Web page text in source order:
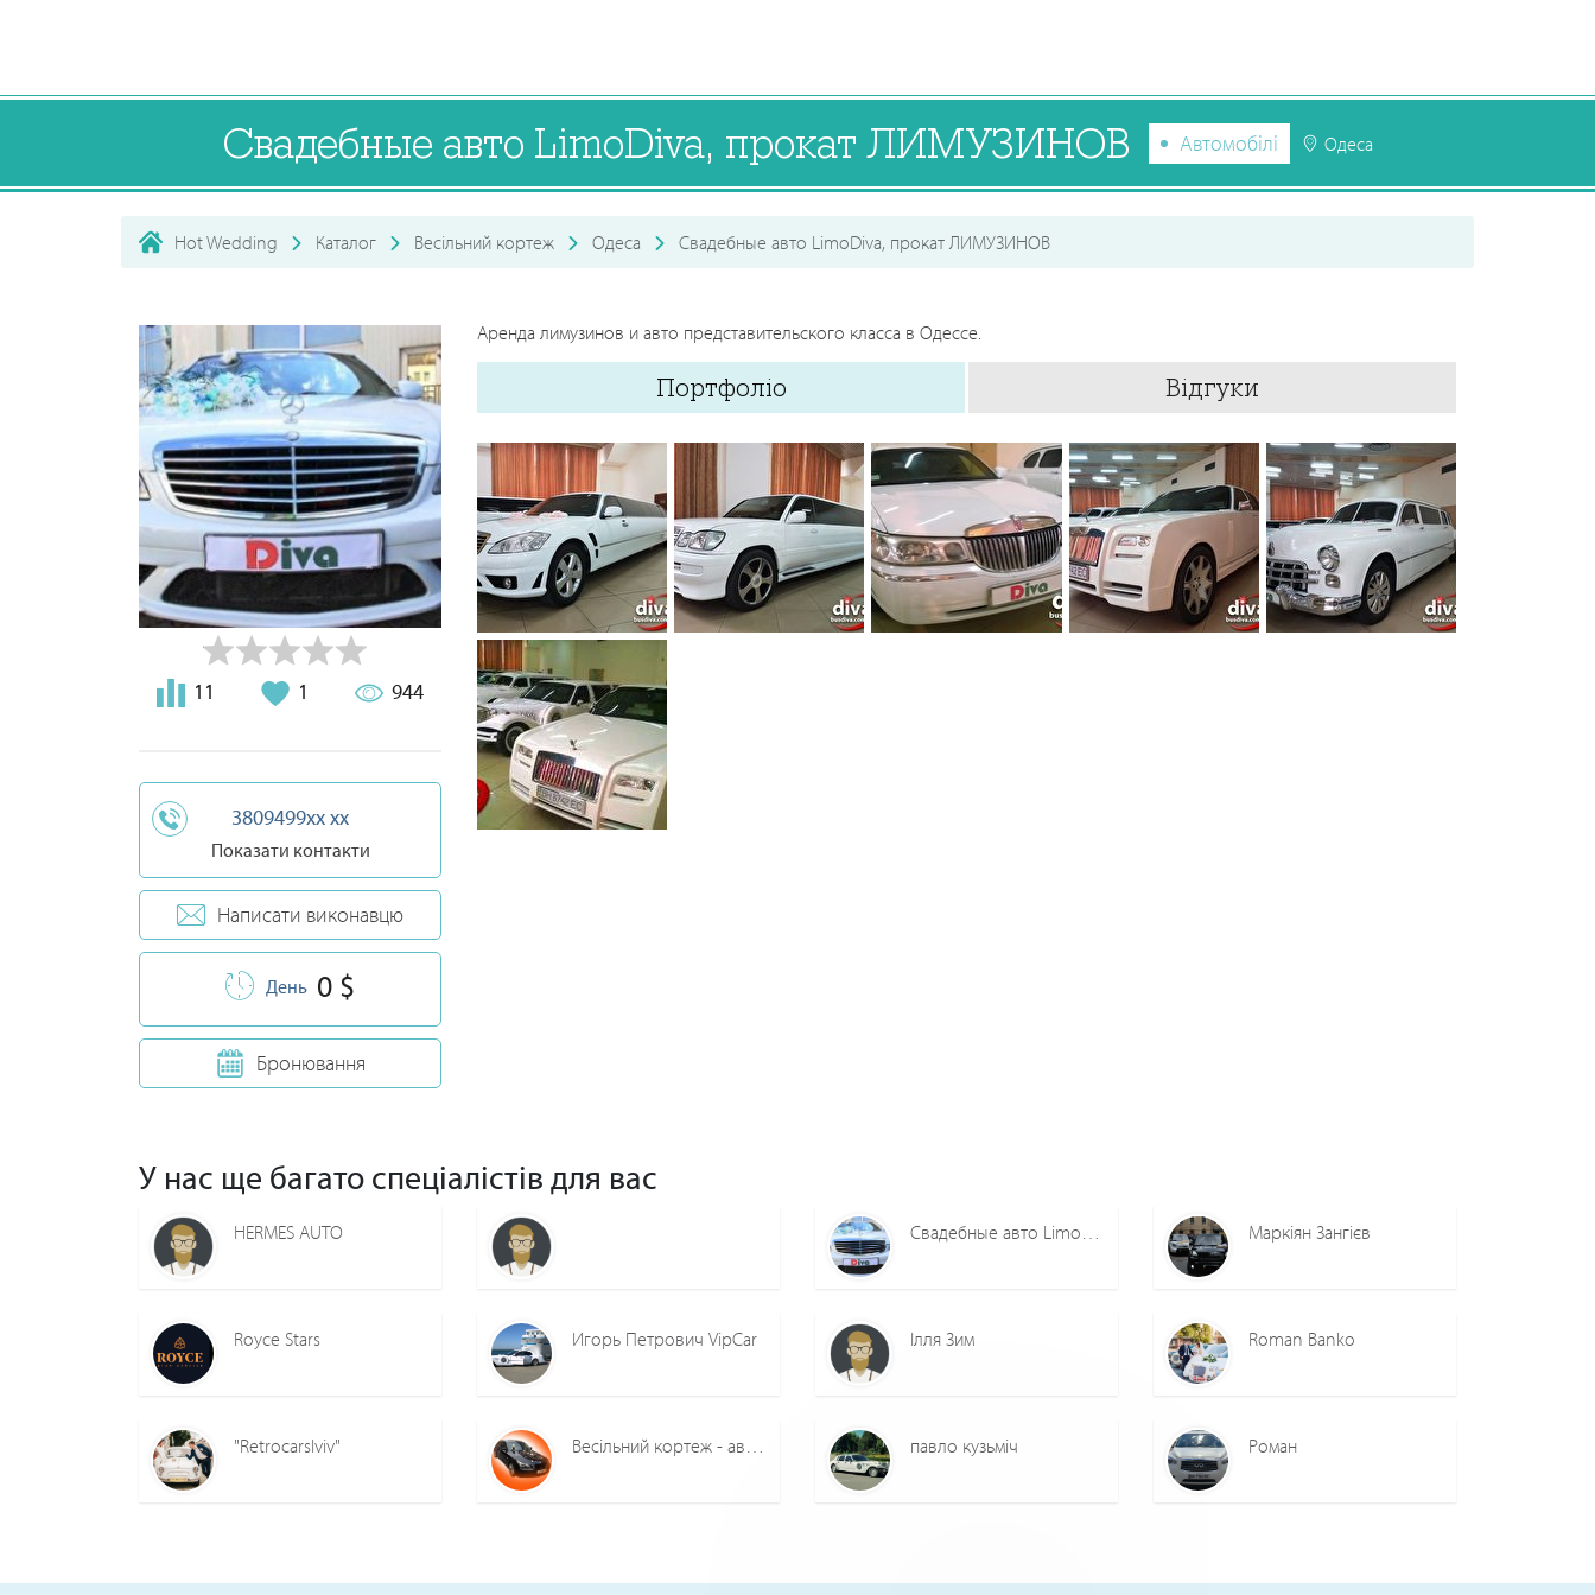
Свадебные авто LimoDiva, прокат ЛИМУЗИНОВ Автомобілі Одеса
Hot Wedding Каталог Весільний кортеж Одеса Свадебные авто LimoDiva, прокат ЛИМУЗИНОВ
11 1 944
3809499xx xx
Показати контакти
Написати виконавцю
День 0 $
Бронювання
Аренда лимузинов и авто представительского класса в Одессе.
Портфоліо Відгуки
У нас ще багато спеціалістів для вас
HERMES AUTO Свадебные авто LimoDiva, прокат ЛИМУЗИНОВ Маркіян Зангієв
Royce Stars Игорь Петрович VipCar Ілля Зим Roman Banko
"Retrocarslviv" Весільний кортеж - авто BMW E60 VIP-класу павло кузьміч Роман